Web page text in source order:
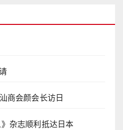
商会颜会长访日
杂志顺利抵达日本